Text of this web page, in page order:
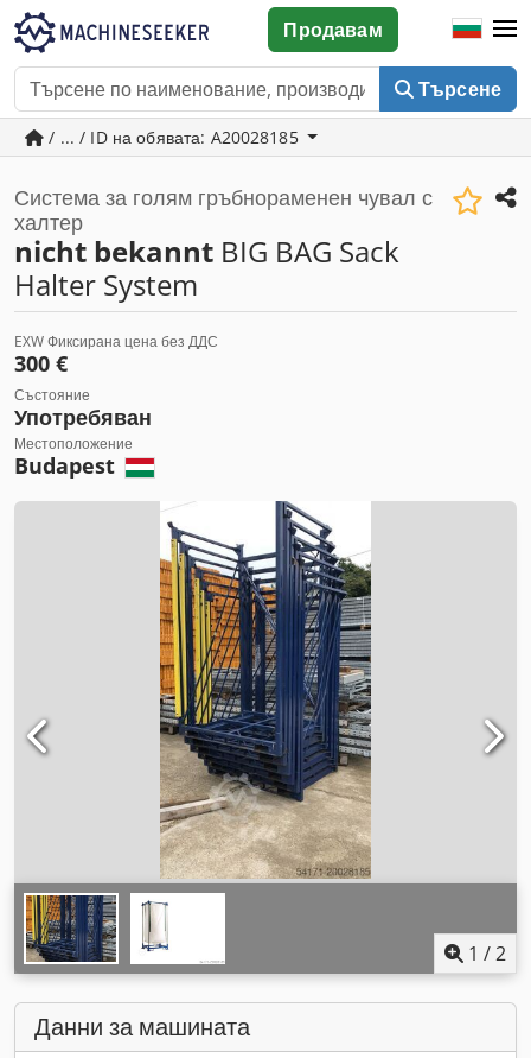
Търсене
Продавам
/ ... / ID на обявата: A20028185
Система за голям гръбнораменен чувал с
халтер
nicht bekannt BIG BAG Sack
Halter System
EXW Фиксирана цена без ДДС
300 €
Състояние
Употребяван
Местоположение
Budapest
1 /2
Данни за машината